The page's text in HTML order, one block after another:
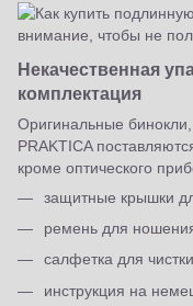
Некачественная
комплектация
Оригинальные бинокли,
PRAKTICA
кроме оптического
защитные крышки
ремень для
салфетка для
инструкция на